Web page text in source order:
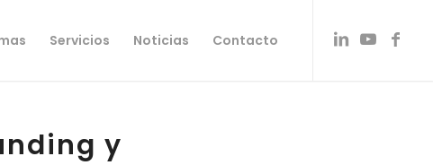
Servicios Noticias Contacto
y